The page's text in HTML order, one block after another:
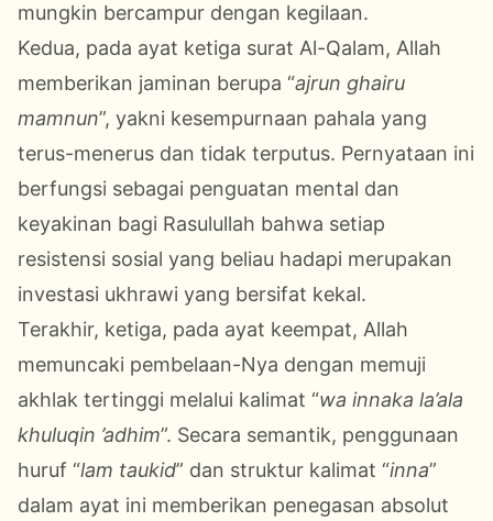
mungkin bercampur dengan kegilaan.
Kedua, pada ayat ketiga surat Al-Qalam, Allah
memberikan jaminan berupa “ajrun ghairu
mamnun”, yakni kesempurnaan pahala yang
terus-menerus dan tidak terputus. Pernyataan ini
berfungsi sebagai penguatan mental dan
keyakinan bagi Rasulullah bahwa setiap
resistensi sosial yang beliau hadapi merupakan
investasi ukhrawi yang bersifat kekal.
Terakhir, ketiga, pada ayat keempat, Allah
memuncaki pembelaan-Nya dengan memuji
akhlak tertinggi melalui kalimat “wa innaka la’ala
khuluqin ’adhim”. Secara semantik, penggunaan
huruf “lam taukid” dan struktur kalimat “inna”
dalam ayat ini memberikan penegasan absolut